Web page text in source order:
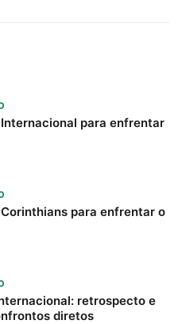
para enfrentar
para enfrentar o
retrospecto e
diretos